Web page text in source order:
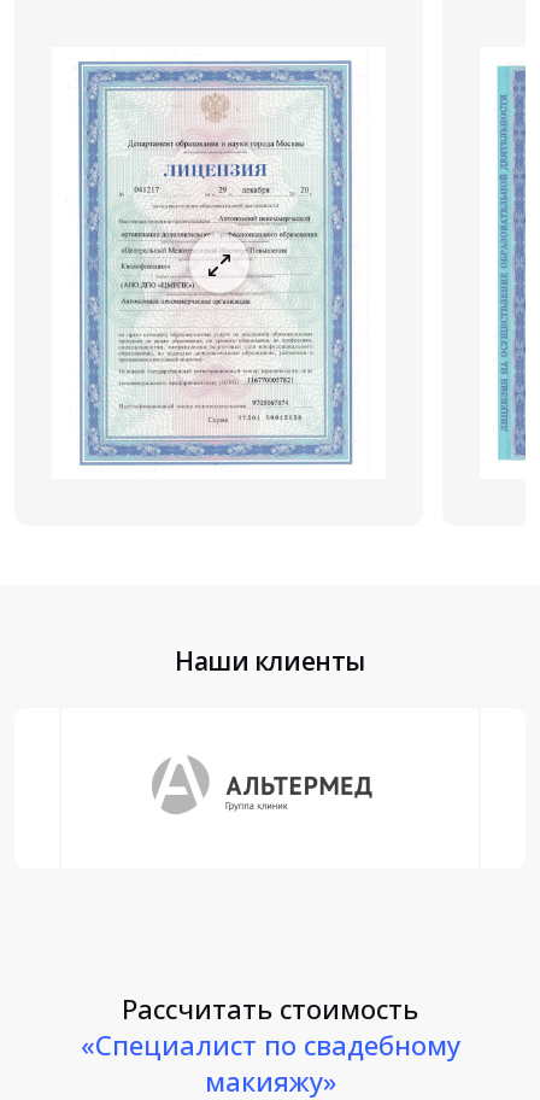
Наши клиенты
Рассчитать стоимость
«Специалист по свадебному
макияжу»